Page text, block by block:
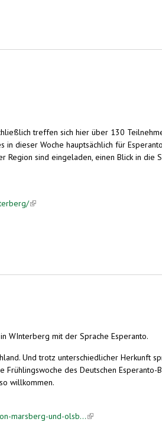
treffen sich hier über 130
in dieser Woche hauptsächlich für
sind eingeladen, einen Blick in die
(link is external)
WInterberg mit der Sprache Esperanto.
Und trotz unterschiedlicher Herkunft
des Deutschen Esperanto-
willkommen.
marsberg-und-olsb...(link is external)